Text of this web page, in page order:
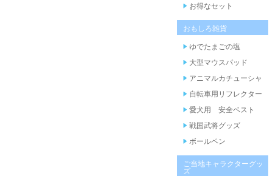
お得なセット
おもしろ雑貨
ゆでたまごの塩
大型マウスパッド
アニマルカチューシャ
自転車用リフレクター
愛犬用 安全ベスト
戦国武将グッズ
ボールペン
ご当地キャラクターグッ
ズ